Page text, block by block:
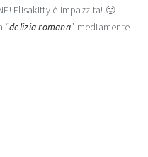
Elisakitty è impazzita! 🙂
“delizia romana” mediamente